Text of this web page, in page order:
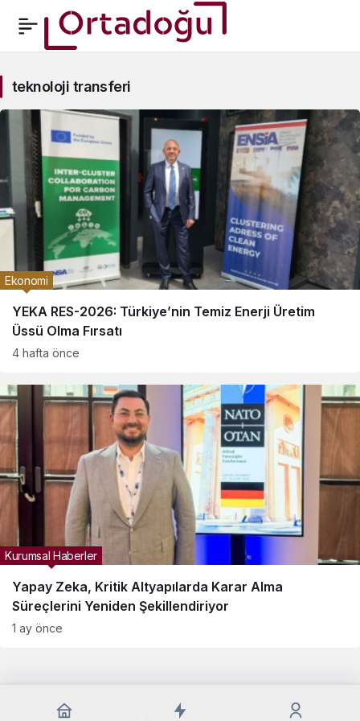
transferi
Haberleri
teknoloji transferi
YEKA RES-2026: Türkiye’nin Temiz Enerji Üretim
Üssü Olma Fırsatı
Ekonomi
4 hafta önce
Yapay Zeka, Kritik Altyapılarda Karar Alma
Süreçlerini Yeniden Şekillendiriyor
Kurumsal Haberler
1 ay önce